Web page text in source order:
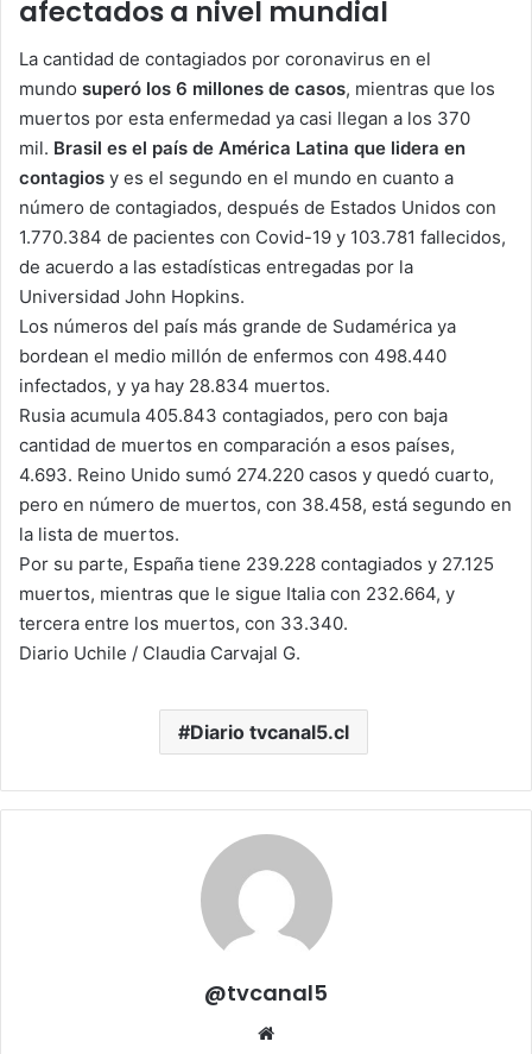
afectados a nivel mundial
La cantidad de contagiados por coronavirus en el
mundo superó los 6 millones de casos, mientras que los
muertos por esta enfermedad ya casi llegan a los 370
mil. Brasil es el país de América Latina que lidera en
contagios y es el segundo en el mundo en cuanto a
número de contagiados, después de Estados Unidos con
1.770.384 de pacientes con Covid-19 y 103.781 fallecidos,
de acuerdo a las estadísticas entregadas por la
Universidad John Hopkins.
Los números del país más grande de Sudamérica ya
bordean el medio millón de enfermos con 498.440
infectados, y ya hay 28.834 muertos.
Rusia acumula 405.843 contagiados, pero con baja
cantidad de muertos en comparación a esos países,
4.693. Reino Unido sumó 274.220 casos y quedó cuarto,
pero en número de muertos, con 38.458, está segundo en
la lista de muertos.
Por su parte, España tiene 239.228 contagiados y 27.125
muertos, mientras que le sigue Italia con 232.664, y
tercera entre los muertos, con 33.340.
Diario Uchile / Claudia Carvajal G.
Diario tvcanal5.cl
@tvcanal5